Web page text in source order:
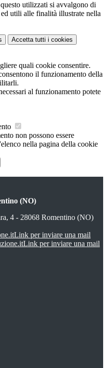
utilizzati si avvalgono di
utili alle finalità illustrate nella
Accetta tutti i cookies
quali cookie consentire.
il funzionamento della
al funzionamento potete
non possono essere
nella pagina della cookie
(NO)
4 - 28068 Romentino (NO)
Link per inviare una mail
Link per inviare una mail